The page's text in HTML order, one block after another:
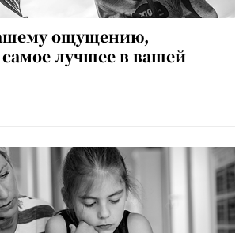
ощущению,
лучшее в вашей